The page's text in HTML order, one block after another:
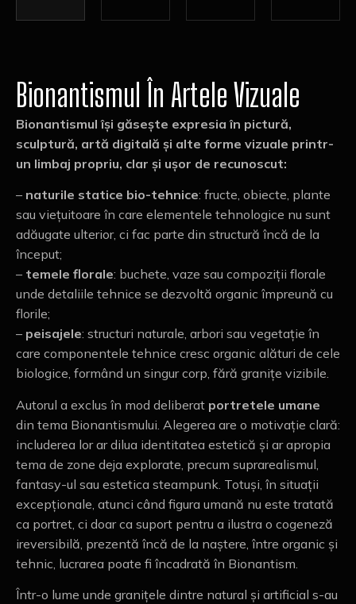
Bionantismul În Artele Vizuale
Bionantismul își găsește expresia în pictură,
sculptură, artă digitală și alte forme vizuale printr-
un limbaj propriu, clar și ușor de recunoscut:
– naturile statice bio-tehnice: fructe, obiecte, plante
sau viețuitoare în care elementele tehnologice nu sunt
adăugate ulterior, ci fac parte din structură încă de la
început;
– temele florale: buchete, vaze sau compoziții florale
unde detaliile tehnice se dezvoltă organic împreună cu
florile;
– peisajele: structuri naturale, arbori sau vegetație în
care componentele tehnice cresc organic alături de cele
biologice, formând un singur corp, fără granițe vizibile.
Autorul a exclus în mod deliberat portretele umane
din tema Bionantismului. Alegerea are o motivație clară:
includerea lor ar dilua identitatea estetică și ar apropia
tema de zone deja explorate, precum suprarealismul,
fantasy-ul sau estetica steampunk. Totuși, în situații
excepționale, atunci când figura umană nu este tratată
ca portret, ci doar ca suport pentru a ilustra o cogeneză
ireversibilă, prezentă încă de la naștere, între organic și
tehnic, lucrarea poate fi încadrată în Bionantism.
Într-o lume unde granițele dintre natural și artificial s-au